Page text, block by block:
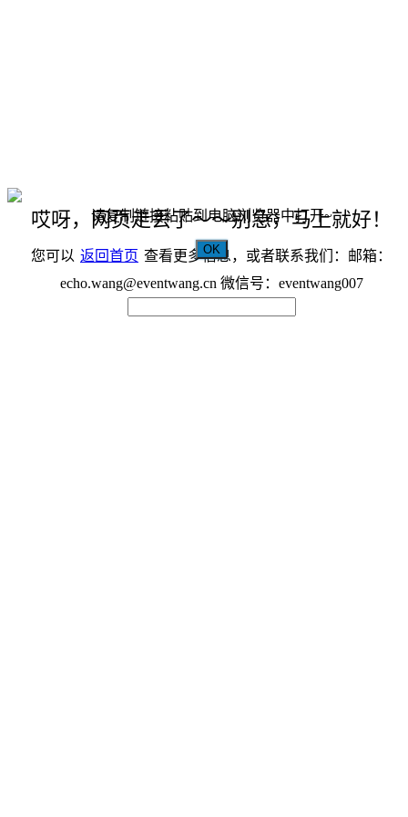
哎呀，网页走丢了～～别急，马上就好！
您可以 返回首页 查看更多信息，或者联系我们：邮箱：
echo.wang@eventwang.cn 微信号：eventwang007
请复制链接粘贴到电脑浏览器中打开~
OK